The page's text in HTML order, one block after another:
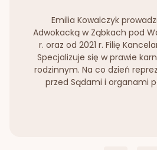
Emilia Kowalczyk
Adwokacką w Ząbkach pod
r. oraz od 2021 r. Filię
Specjalizuje się w prawie
rodzinnym. Na co dzień
przed Sądami i organami